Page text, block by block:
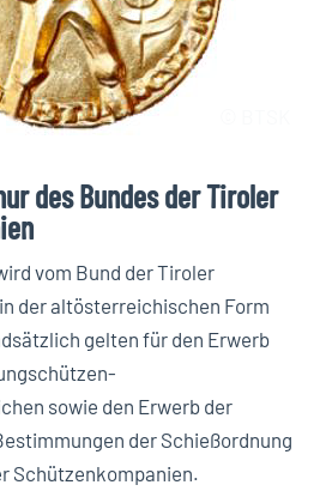
des Bundes der Tiroler
vom Bund der Tiroler
der altösterreichischen Form
gelten für den Erwerb
sowie den Erwerb der
der Schießordnung
Schützenkompanien.